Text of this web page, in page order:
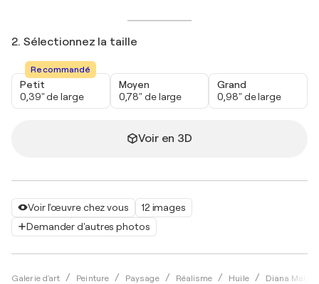
Voir l'œuvre chez vous
12 images
Demander d'autres photos
Galerie d'art Peinture Paysage Réalisme Huile Diana
2. Sélectionnez la taille
Recommandé
Petit
0,39" de large
Moyen
0,78" de large
Grand
0,98" de large
Voir en 3D